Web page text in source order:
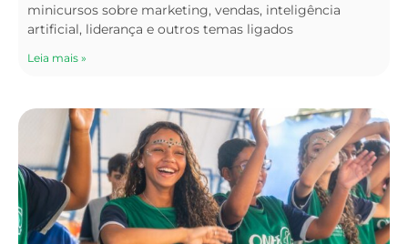
minicursos sobre marketing, vendas, inteligência
artificial, liderança e outros temas ligados
Leia mais »